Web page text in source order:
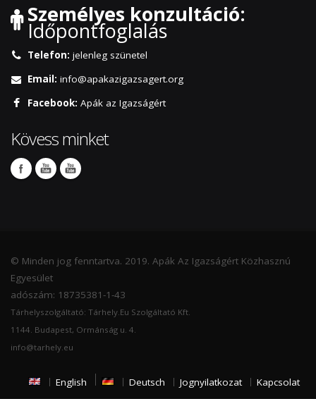
Személyes konzultáció:
Időpontfoglalás
Telefon: jelenleg szünetel
Email: info@apakazigazsagert.org
Facebook: Apák az Igazságért
Kövess minket
© Minden jog fenntartva. 2019. Apák Az Igazságért Közhasznú
Egyesület
adószám: 18735381-1-43
Tárhelyszolgáltató: Tárhely.Eu Szolgáltató Kft.
1144. Budapest, Ormánság u. 4.
info@tarhely.eu
English Deutsch Jognyilatkozat Kapcsolat